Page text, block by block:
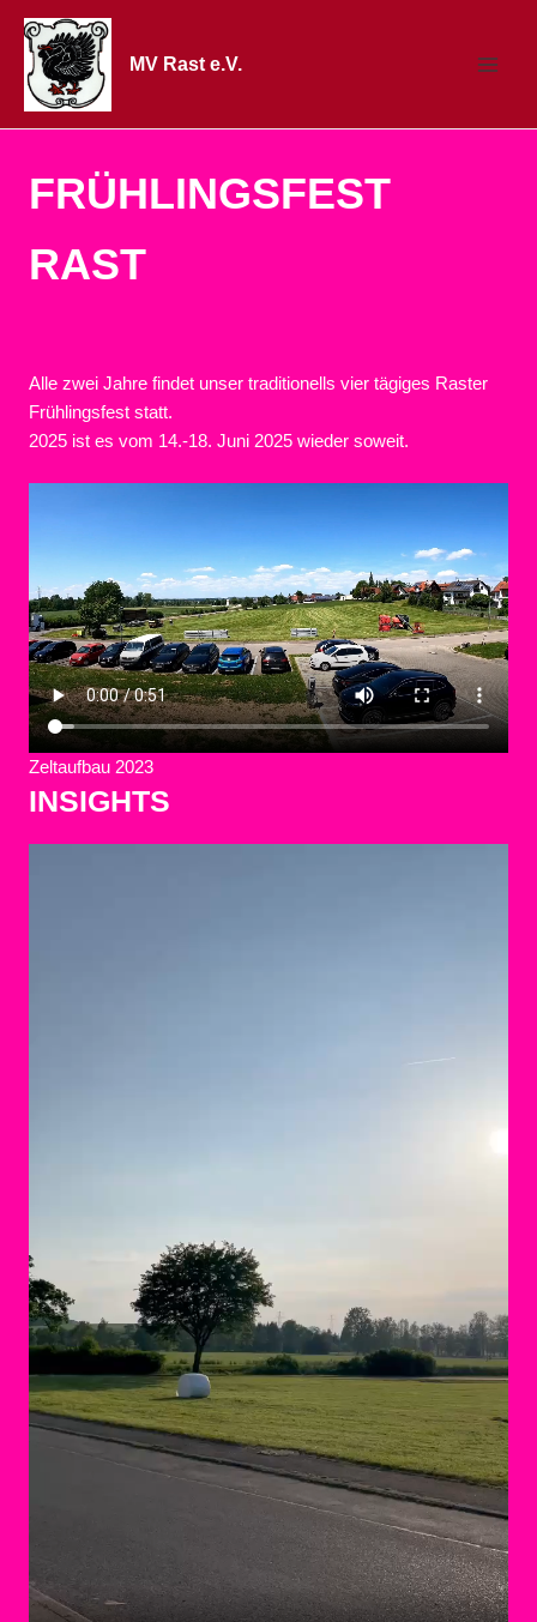
Inhalt
springen
MV Rast e.V.
FRÜHLINGSFEST
RAST
Alle zwei Jahre findet unser traditionells vier tägiges Raster
Frühlingsfest statt.
2025 ist es vom 14.-18. Juni 2025 wieder soweit.
Zeltaufbau 2023
INSIGHTS